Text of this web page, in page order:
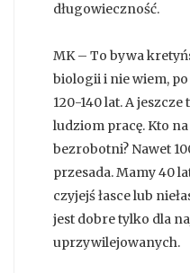
długowieczność.
MK – To bywa
biologii i nie wiem,
120-140 lat. A
ludziom pracę. Kto
bezrobotni? Nawet
przesada. Mamy 40
czyjejś łasce lub
jest dobre tylko dla
uprzywilejowanych.